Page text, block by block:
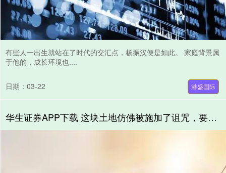
有些人一出生就站在了时代的交汇点，杨振汉便是如此。 家庭背景属
于他的，成长环境也....
日期：03-22 港盛国际
华生证券APP下载 这块土地仿佛被施加了诅咒，要么成为飞地，要么引发世界大战